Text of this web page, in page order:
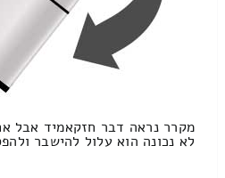
מקרר נראה דבר חזקאמיד אבל
לא נכונה הוא עלול להישבר